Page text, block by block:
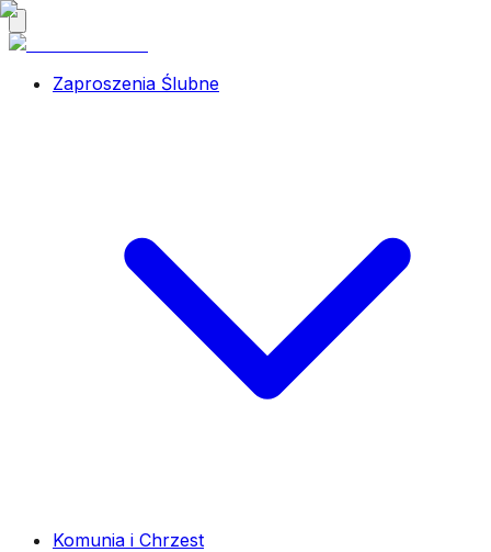
Zaproszenia Ślubne
Komunia i Chrzest